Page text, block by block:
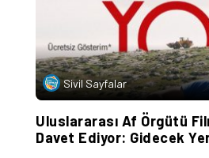
Sivil Sayfalar
Uluslararası Af Örgütü
Davet Ediyor: Gidecek